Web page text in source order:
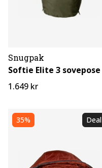
Snugpak
Softie Elite 3 sovepose
1.649 kr
35% Deal